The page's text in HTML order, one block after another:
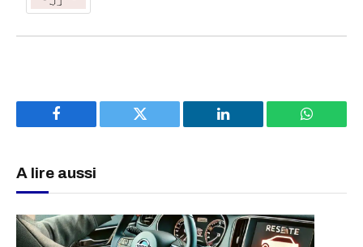
Facebook Twitter LinkedIn
A lire aussi